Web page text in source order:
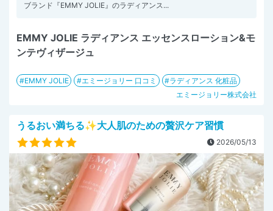
ブランド『EMMY JOLIE』のラディアンス...
EMMY JOLIE ラディアンス エッセンスローション&モ
ンテヴィザージュ
EMMY JOLIE エミージョリー 口コミ
ラディアンス 化粧品
エミージョリー株式会社
うるおい満ちる✨大人肌のための贅沢ケア習慣
2026/05/13